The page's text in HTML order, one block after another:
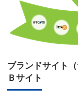
ブランドサイト
Ｂサイト